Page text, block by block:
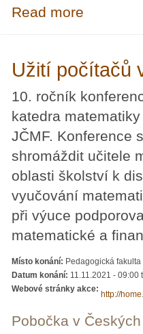
Read more
Užití počítačů
10. ročník
katedra
JČMF. Konference
shromáždit učitele
oblasti školství k
vyučování
při výuce
matematické a
Místo konání: Pedagogická
Datum konání: 11.11.2021 - 09:00
Webové stránky akce:
http://
Pobočka v